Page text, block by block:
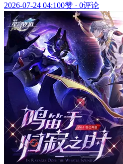
2026-07-24 04:100赞 · 0评论